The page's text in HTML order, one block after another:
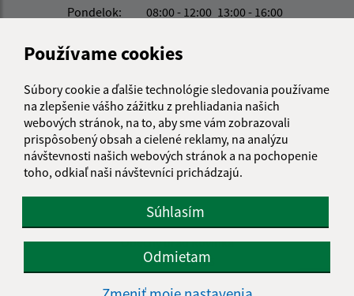
Používame cookies
Súbory cookie a ďalšie technológie sledovania používame
na zlepšenie vášho zážitku z prehliadania našich
webových stránok, na to, aby sme vám zobrazovali
prispôsobený obsah a cielené reklamy, na analýzu
návštevnosti našich webových stránok a na pochopenie
toho, odkiaľ naši návštevníci prichádzajú.
Súhlasím
Odmietam
Pondelok:
08:00 - 12:00 13:00 - 16:00
Streda:
08:00 - 12:00
Piatok:
08:00 - 12:00
Obedňajšia prestávka:12:00 - 13:00
Stavebný úrad nemá v piatok stránkový deň.
Kontakt:
Obecný úrad Rovinka
Hlavná 350/95